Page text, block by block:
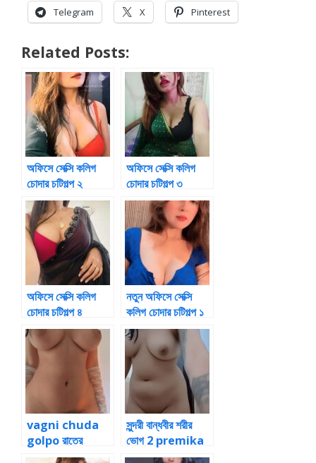
Telegram X Pinterest
Related Posts:
অফিসে সেক্সি কলিগ
চোদার চটিগল্প ২
অফিসে সেক্সি কলিগ
চোদার চটিগল্প ৩
অফিসে সেক্সি কলিগ
চোদার চটিগল্প ৪
নতুন অফিসে সেক্সি
কলিগ চোদার চটিগল্প ১
vagni chuda
golpo রাতের
অন্ধকারে মামা ভাগ্নির
সুন্দরী বান্ধবীর শরীর
ভোগ 2 premika
chotie golpo